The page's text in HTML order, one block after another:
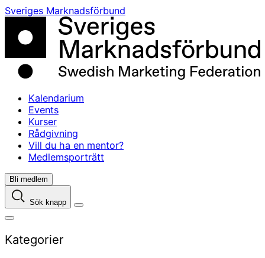
Skip
content
Sveriges Marknadsförbund
Kalendarium
Events
Kurser
Rådgivning
Vill du ha en mentor?
Medlemsporträtt
Bli medlem
Sök knapp
Kategorier